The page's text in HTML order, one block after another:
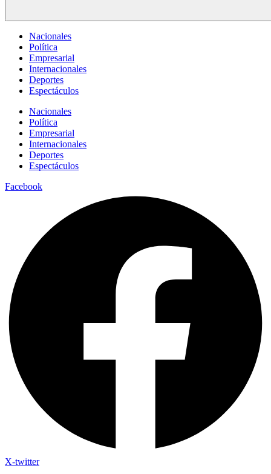
Nacionales
Política
Empresarial
Internacionales
Deportes
Espectáculos
Nacionales
Política
Empresarial
Internacionales
Deportes
Espectáculos
Facebook
X-twitter